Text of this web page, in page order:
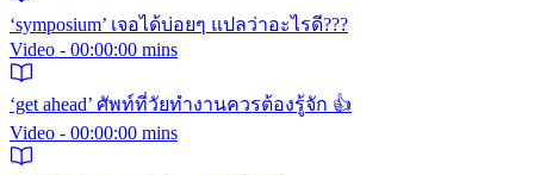
‘symposium’ เจอได้บ่อยๆ แปลว่าอะไรดี???
Video - 00:00:00 mins
‘get ahead’ ศัพท์ที่วัยทำงานควรต้องรู้จัก 👍
Video - 00:00:00 mins